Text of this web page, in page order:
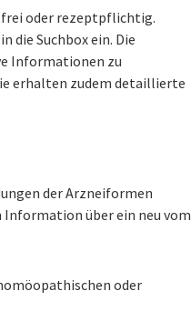
oder rezeptpflichtig.
die Suchbox ein. Die
Informationen zu
erhalten zudem detaillierte
der Arzneiformen
Information über ein neu vom
oder